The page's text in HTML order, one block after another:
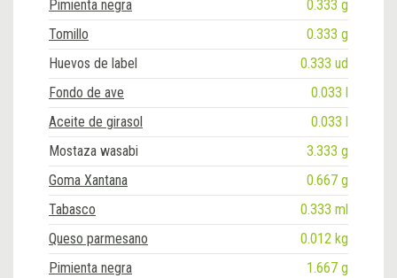
Pimienta negra
0.333 g
Tomillo
0.333 g
Huevos de label
0.333 ud
Fondo de ave
0.033 l
Aceite de girasol
0.033 l
Mostaza wasabi
3.333 g
Goma Xantana
0.667 g
Tabasco
0.333 ml
Queso parmesano
0.012 kg
Pimienta negra
1.667 g